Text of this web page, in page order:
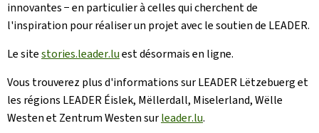
innovantes − en particulier à celles qui cherchent de
l'inspiration pour réaliser un projet avec le soutien de LEADER.
Le sitestories.leader.luest désormais en ligne.
Vous trouverez plus d'informations surLEADERLëtzebuerget
les régions LEADERÉislek, Mëllerdall, Miselerland,Wëlle
WestenetZentrum Westensurleader.lu.